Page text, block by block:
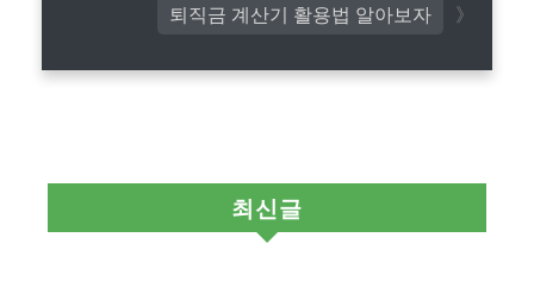
퇴직금 계산기 활용법 알아보자
최신글